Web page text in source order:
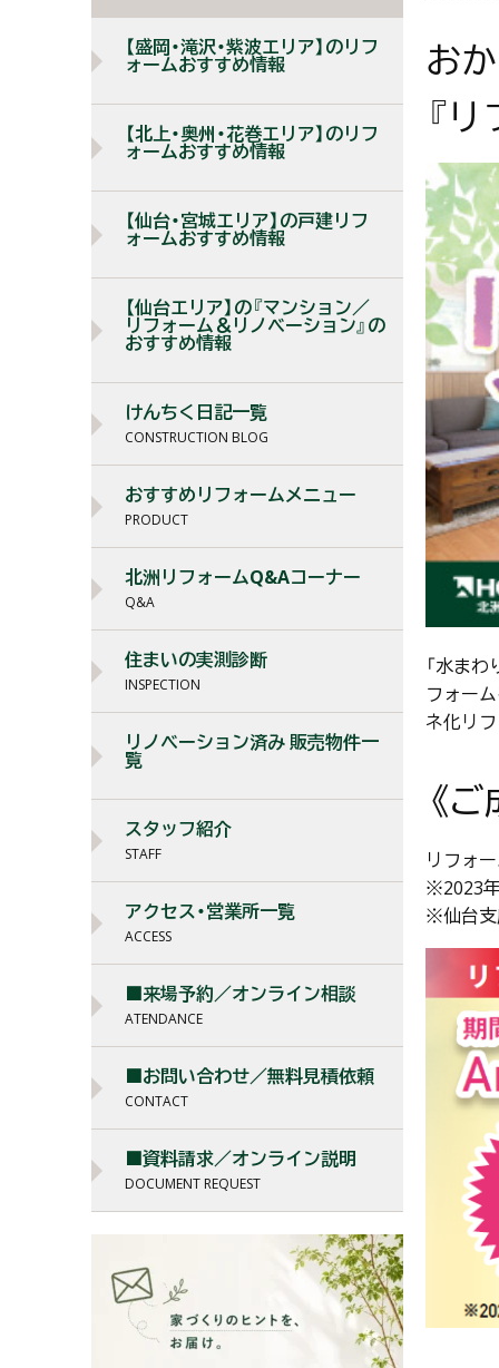
お
『
「水ま
フォー
ネ化リ
《
リフォ
※2023年
※仙台支
【盛岡・滝沢・紫波エリア】のリフ
ォームおすすめ情報
【北上・奥州・花巻エリア】のリフ
ォームおすすめ情報
【仙台・宮城エリア】の戸建リフ
ォームおすすめ情報
【仙台エリア】の『マンション／
リフォーム＆リノベーション』の
おすすめ情報
けんちく日記一覧
CONSTRUCTION BLOG
おすすめリフォームメニュー
PRODUCT
北洲リフォームQ&Aコーナー
Q&A
住まいの実測診断
INSPECTION
リノベーション済み 販売物件一
覧
スタッフ紹介
STAFF
アクセス・営業所一覧
ACCESS
■来場予約／オンライン相談
ATENDANCE
■お問い合わせ／無料見積依頼
CONTACT
■資料請求／オンライン説明
DOCUMENT REQUEST